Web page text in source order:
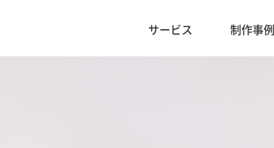
サービス 制作事例